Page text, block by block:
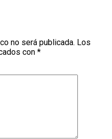
no será publicada. Los
con *